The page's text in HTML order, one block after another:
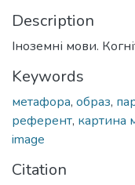
Description
Іноземні мови.
Keywords
метафора, образ,
референт, картина
image
Citation